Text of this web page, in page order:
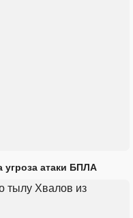
угроза атаки БПЛА